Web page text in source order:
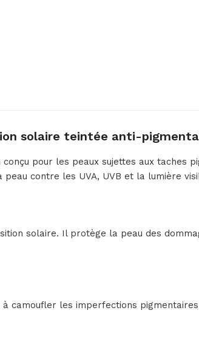
solaire teintée anti-
pour les peaux sujettes aux taches
contre les UVA, UVB et la lumière
solaire. Il protège la peau des
camoufler les imperfections